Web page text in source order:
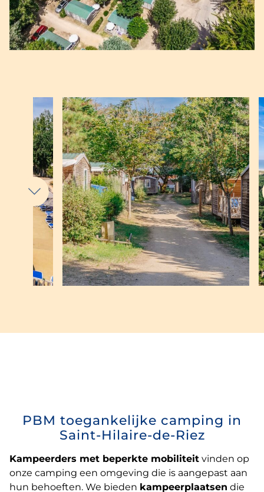
PBM toegankelijke camping in
Saint-Hilaire-de-Riez
Kampeerders met beperkte mobiliteit vinden op
onze camping een omgeving die is aangepast aan
hun behoeften. We bieden kampeerplaatsen die